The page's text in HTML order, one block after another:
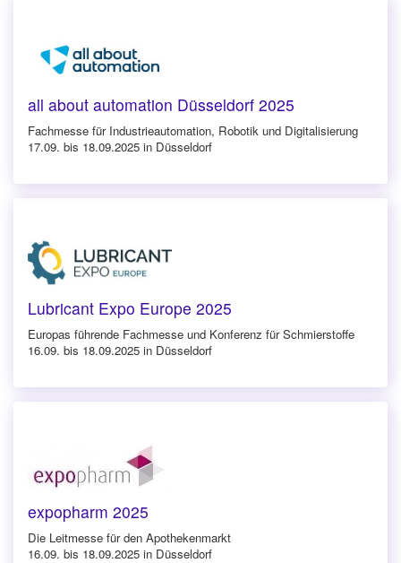
all about automation Düsseldorf 2025
Fachmesse für Industrieautomation, Robotik und Digitalisierung
17.09. bis 18.09.2025 in Düsseldorf
Lubricant Expo Europe 2025
Europas führende Fachmesse und Konferenz für Schmierstoffe
16.09. bis 18.09.2025 in Düsseldorf
expopharm 2025
Die Leitmesse für den Apothekenmarkt
16.09. bis 18.09.2025 in Düsseldorf